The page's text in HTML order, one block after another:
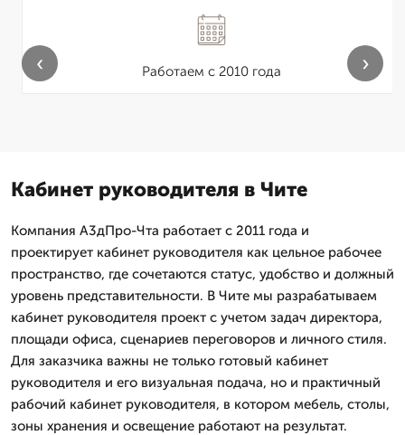
Работаем с 2010 года
‹ ›
Кабинет руководителя в Чите
Компания А3дПро-Чта работает с 2011 года и
проектирует кабинет руководителя как цельное рабочее
пространство, где сочетаются статус, удобство и должный
уровень представительности. В Чите мы разрабатываем
кабинет руководителя проект с учетом задач директора,
площади офиса, сценариев переговоров и личного стиля.
Для заказчика важны не только готовый кабинет
руководителя и его визуальная подача, но и практичный
рабочий кабинет руководителя, в котором мебель, столы,
зоны хранения и освещение работают на результат.